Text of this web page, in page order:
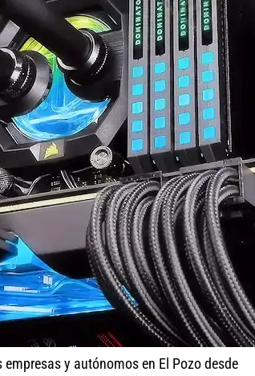
y autónomos en El Pozo desde